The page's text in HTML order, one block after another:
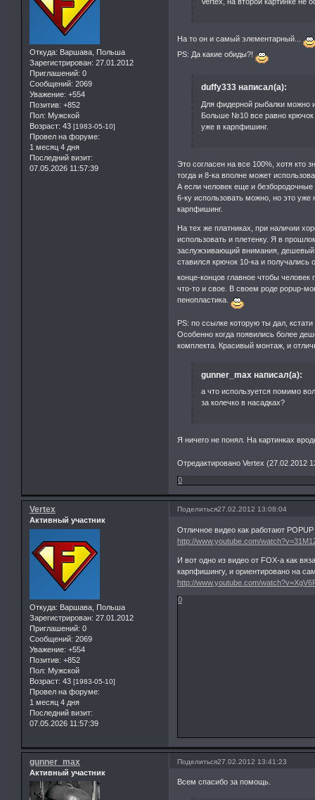
Откуда: Варшава, Польша
Зарегистрирован: 27.01.2012
Приглашений: 0
Сообщений: 2069
Уважение: +554
Позитив: +852
Пол: Мужской
Возраст: 43 [1983-05-10]
Провел на форуме:
1 месяц 4 дня
Последний визит:
07.05.2026 11:57:39
На то он и самый элементарный...
PS: Да какие обиды?!
duffy333 написал(а):
Для фидерной рыбалки можно
Больше №10 все равно
уже в карпфишинг.
Это согласен на все 100%, хотя кто
тогда и 8-ка вполне может
А если человек еще и безбородочные
6-ку использовать можно, но это уже
карпфишинг.
На тех же платниках, при наличии
использовать и плетенку. Я в
заслужэивающий внимания, дешевый
ставился крючок 10-ка и
конце-концов главное чтобы
что-то и свое. В своем роде popup-
пенопластика.
PS: по ссылке которую ты дал,
Особенно когда появились более
комплекта. Красивый монтаж, и
gunner_max написал(а):
а что используется помимо
за колечко в насадках?
Я ничего не понял. На картинках
Отредактировано Vertex (27.02.2012
0
Поделиться27.02.2012 13:08:04
Vertex
Активный участник
Откуда: Варшава, Польша
Зарегистрирован: 27.01.2012
Приглашений: 0
Сообщений: 2069
Уважение: +554
Позитив: +852
Пол: Мужской
Возраст: 43 [1983-05-10]
Провел на форуме:
1 месяц 4 дня
Последний визит:
07.05.2026 11:57:39
Отличное видео как работают
http://www.youtube.com/
И вот одно из видео от FOX-а как
карпфишингу, и ориентировано на
http://www.youtube.com/
0
Поделиться27.02.2012 13:41:23
gunner_max
Активный участник
Всем спасибо за помощь.